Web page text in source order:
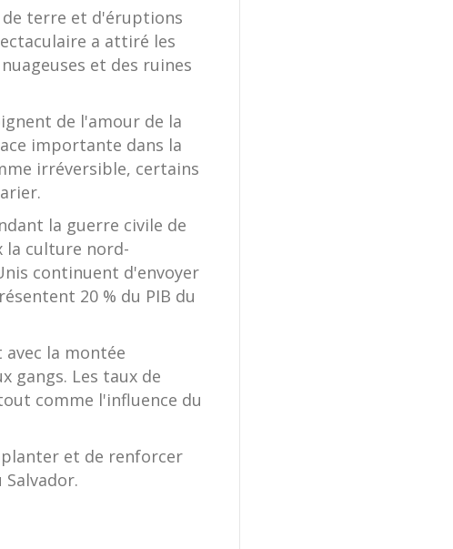
terre et d'éruptions
a attiré les
et des ruines
de l'amour de la
importante dans la
irréversible, certains
la guerre civile de
la culture nord-
continuent d'envoyer
20 % du PIB du
la montée
gangs. Les taux de
comme l'influence du
et de renforcer